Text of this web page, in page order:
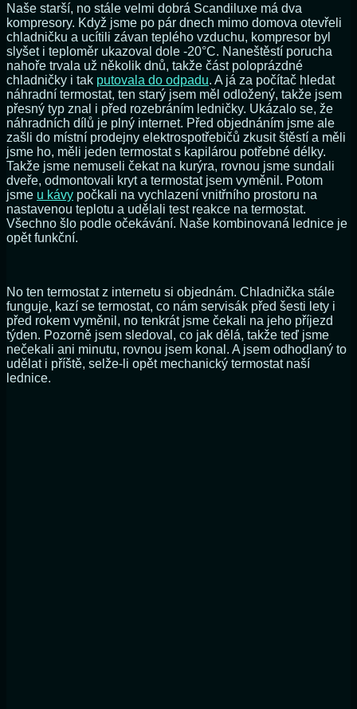
Naše starší, no stále velmi dobrá Scandiluxe má dva
kompresory. Když jsme po pár dnech mimo domova otevřeli
chladničku a ucítili závan teplého vzduchu, kompresor byl
slyšet i teploměr ukazoval dole -20°C. Naneštěstí porucha
nahoře trvala už několik dnů, takže část poloprázdné
chladničky i tak putovala do odpadu. A já za počítač hledat
náhradní termostat, ten starý jsem měl odložený, takže jsem
přesný typ znal i před rozebráním ledničky. Ukázalo se, že
náhradních dílů je plný internet. Před objednáním jsme ale
zašli do místní prodejny elektrospotřebičů zkusit štěstí a měli
jsme ho, měli jeden termostat s kapilárou potřebné délky.
Takže jsme nemuseli čekat na kurýra, rovnou jsme sundali
dveře, odmontovali kryt a termostat jsem vyměnil. Potom
jsme u kávy počkali na vychlazení vnitřního prostoru na
nastavenou teplotu a udělali test reakce na termostat.
Všechno šlo podle očekávání. Naše kombinovaná lednice je
opět funkční.
No ten termostat z internetu si objednám. Chladnička stále
funguje, kazí se termostat, co nám servisák před šesti lety i
před rokem vyměnil, no tenkrát jsme čekali na jeho příjezd
týden. Pozorně jsem sledoval, co jak dělá, takže teď jsme
nečekali ani minutu, rovnou jsem konal. A jsem odhodlaný to
udělat i příště, selže-li opět mechanický termostat naší
lednice.